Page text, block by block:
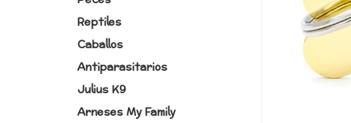
Reptiles
Caballos
Antiparasitarios
Julius K9
Arneses My Family